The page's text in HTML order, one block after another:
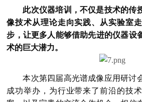
此次仪器培训，不仅是技术的传
像技术从理论走向实践、从实验室
步，让更多人能够借助先进的仪器设
术的巨大潜力。
本次第四届高光谱成像应用研讨
成功举办，为行业带来了前沿的技